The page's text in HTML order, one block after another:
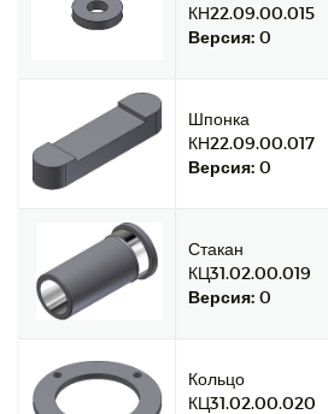
КН22.09.00.015
Версия: 0
Шпонка
КН22.09.00.017
Версия: 0
Стакан
КЦ31.02.00.019
Версия: 0
Кольцо
КЦ31.02.00.020